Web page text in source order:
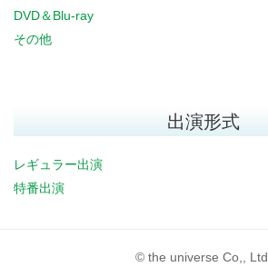
DVD＆Blu-ray
その他
出演形式
レギュラー出演
特番出演
© the universe Co,, Ltd.